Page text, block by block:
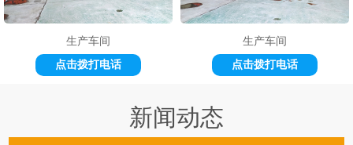
生产车间
点击拨打电话
生产车间
点击拨打电话
新闻动态